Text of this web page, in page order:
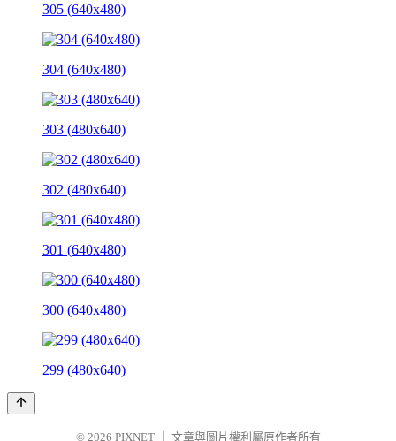
305 (640x480)
304 (640x480)
303 (480x640)
302 (480x640)
301 (640x480)
300 (640x480)
299 (480x640)
© 2026 PIXNET 文章與圖片權利屬原作者所有